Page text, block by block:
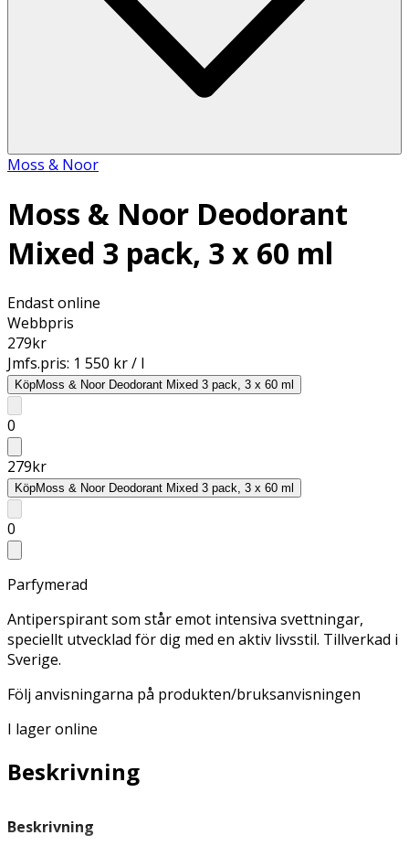
Moss & Noor
Moss & Noor Deodorant
Mixed 3 pack, 3 x 60 ml
Endast online
Webbpris
279kr
Jmfs.pris: 1 550 kr / l
KöpMoss & Noor Deodorant Mixed 3 pack, 3 x 60 ml
0
279kr
KöpMoss & Noor Deodorant Mixed 3 pack, 3 x 60 ml
0
Parfymerad
Antiperspirant som står emot intensiva svettningar,
speciellt utvecklad för dig med en aktiv livsstil. Tillverkad i
Sverige.
Följ anvisningarna på produkten/bruksanvisningen
I lager online
Beskrivning
Beskrivning